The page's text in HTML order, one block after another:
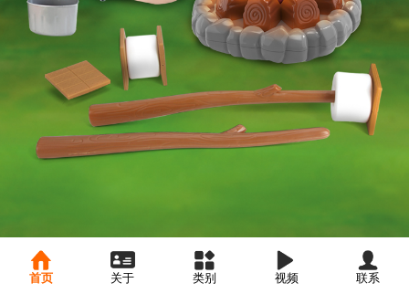
首页 关于 类别 视频 联系